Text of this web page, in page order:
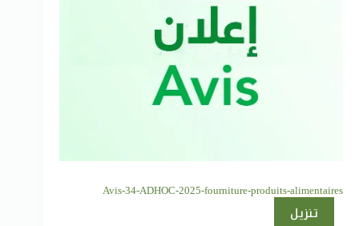
Avis-34-ADHOC-2025-fourniture-produits-alimentaires
تنزيل